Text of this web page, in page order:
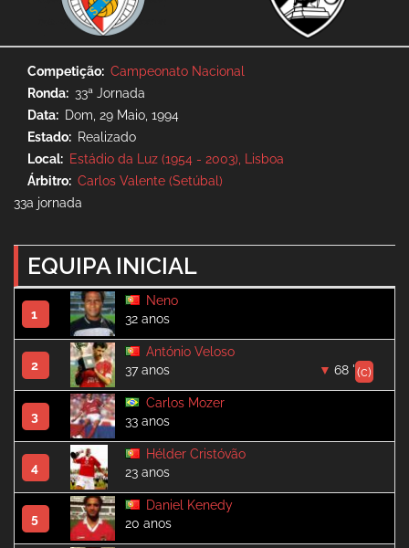
Competição
Campeonato Nacional
Ronda
33ª Jornada
Data
Dom, 29 Maio, 1994
Estado
Realizado
Local
Estádio da Luz (1954 - 2003), Lisboa
Árbitro
Carlos Valente (Setúbal)
33a jornada
EQUIPA INICIAL
1
Neno
32 anos
2
António Veloso
(c)
37 anos 68 '
3
Carlos Mozer
33 anos
4
Hélder Cristóvão
23 anos
5
Daniel Kenedy
20 anos